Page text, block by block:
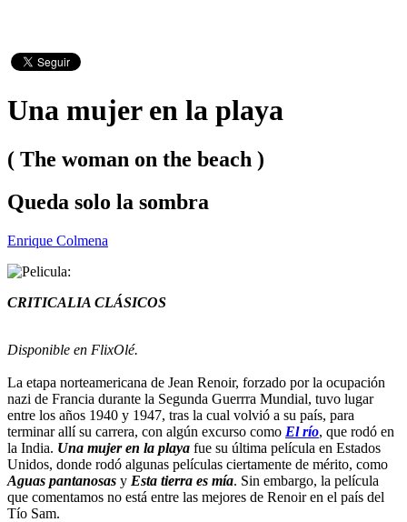
Una mujer en la playa
( The woman on the beach )
Queda solo la sombra
Enrique Colmena
CRITICALIA CLÁSICOS
Disponible en FlixOlé.
La etapa norteamericana de Jean Renoir, forzado por la ocupación
nazi de Francia durante la Segunda Guerrra Mundial, tuvo lugar
entre los años 1940 y 1947, tras la cual volvió a su país, para
terminar allí su carrera, con algún excurso como El río, que rodó en
la India. Una mujer en la playa fue su última película en Estados
Unidos, donde rodó algunas películas ciertamente de mérito, como
Aguas pantanosas y Esta tierra es mía. Sin embargo, la película
que comentamos no está entre las mejores de Renoir en el país del
Tío Sam.